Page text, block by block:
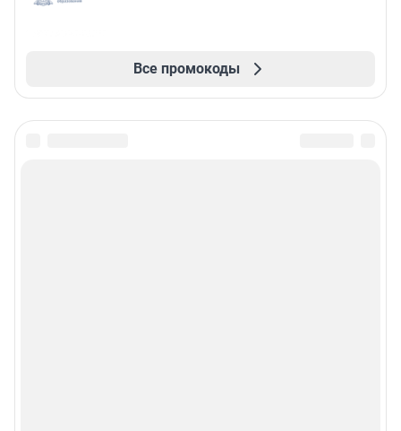
Все промокоды